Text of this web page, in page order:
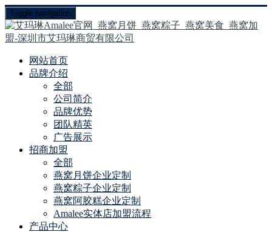
Toggle navigation
网站首页
品牌介绍
全部
公司简介
品牌优势
团队精英
广告展示
招商加盟
全部
燕窝月饼企业定制
燕窝粽子企业定制
燕窝阿胶糕企业定制
Amalee实体店加盟流程
产品中心